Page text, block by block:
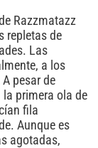
Razzmatazz
repletas de
Las
a los
pesar de
primera ola de
fila
Aunque es
agotadas,